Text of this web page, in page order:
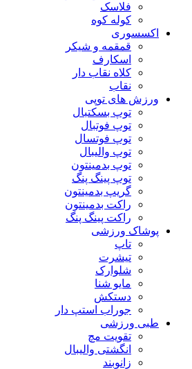
فلاسک
کوله کوه
اکسسوری
قمقمه و شیکر
اسکارف
کلاه نقاب دار
نقاب
ورزش های توپی
توپ بسکتبال
توپ فوتبال
توپ فوتسال
توپ والیبال
توپ بدمینتون
توپ پینگ پنگ
گریپ بدمینتون
راکت بدمینتون
راکت پینگ پنگ
پوشاک ورزشی
تاپ
تیشرت
شلوارک
مایو شنا
دستکش
جوراب استپ دار
طبی ورزشی
تقویت مچ
انگشتی واليبال
زانوبند